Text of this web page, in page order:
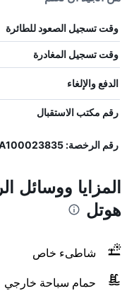
وقت تسجيل الصعود للطائرة
وقت تسجيل المغادرة
الدفع والإلغاء
رقم مكتب الاستقبال
رقم الرخصة: 073003A100023835, IT073003A100023835
المزايا ووسائل
هوتل
شاطىء خاص
حمام سباحة خارجي